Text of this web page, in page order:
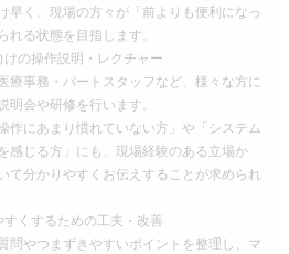
早く、現場の方々が「前よりも便利になっ
れる状態を目指します。
けの操作説明・レクチャー
療事務・パートスタッフなど、様々な方に
明会や研修を行います。
作にあまり慣れていない方」や「システム
感じる方」にも、現場経験のある立場か
て分かりやすくお伝えすることが求められ
すくするための工夫・改善
問やつまずきやすいポイントを整理し、マ